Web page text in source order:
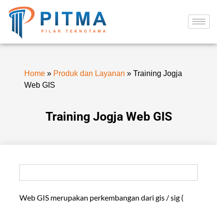
Home » Produk dan Layanan » Training Jogja
Web GIS
Training Jogja Web GIS
Web GIS merupakan perkembangan dari gis / sig (